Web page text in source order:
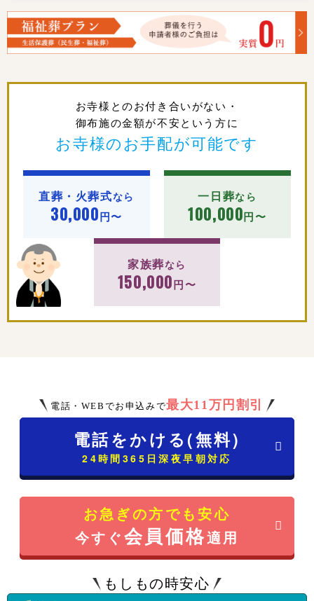
お寺様とのお付き合いがない・
御布施の金額が不安という方に
お寺様のお手配が可能です
直葬・火葬式なら
30,000円〜
一日葬なら
100,000円〜
家族葬 なら
150,000円〜
電話・WEBでお申込みで最大11万円割引
電話をかける(無料)
24時間365日深夜早朝対応
お急ぎの方でも安心
今すぐ会員価格適用
もしもの時安心